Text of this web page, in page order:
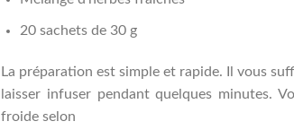
20 sachets de 30 g
La préparation est simple et rapide. Il vous
laisser infuser pendant quelques minutes.
froide selon